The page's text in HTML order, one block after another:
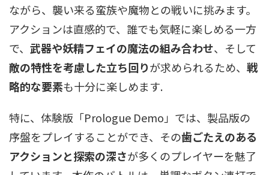
ながら、襲い来る蛮族や魔物との戦いに挑みます。
アクションは直感的で、誰でも気軽に楽しめる一方
で、 武器や妖精フェイの魔法の組み合わせ、そして
敵の特性を考慮した立ち回りが求められるため、 戦
略的な要素も十分に楽しめます.
特に、体験版「Prologue Demo」では、製品版の
序盤をプレイすることができ、その歯ごたえのある
アクションと探索の深さが多くのプレイヤーを魅了